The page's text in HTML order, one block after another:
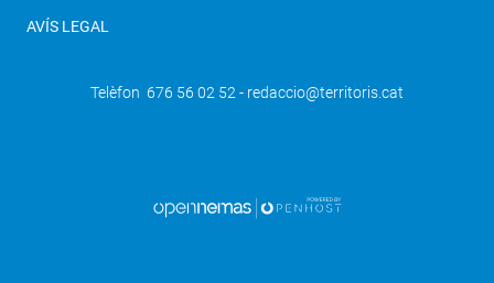
AVÍS LEGAL
Telèfon 676 56 02 52 - redaccio@territoris.cat